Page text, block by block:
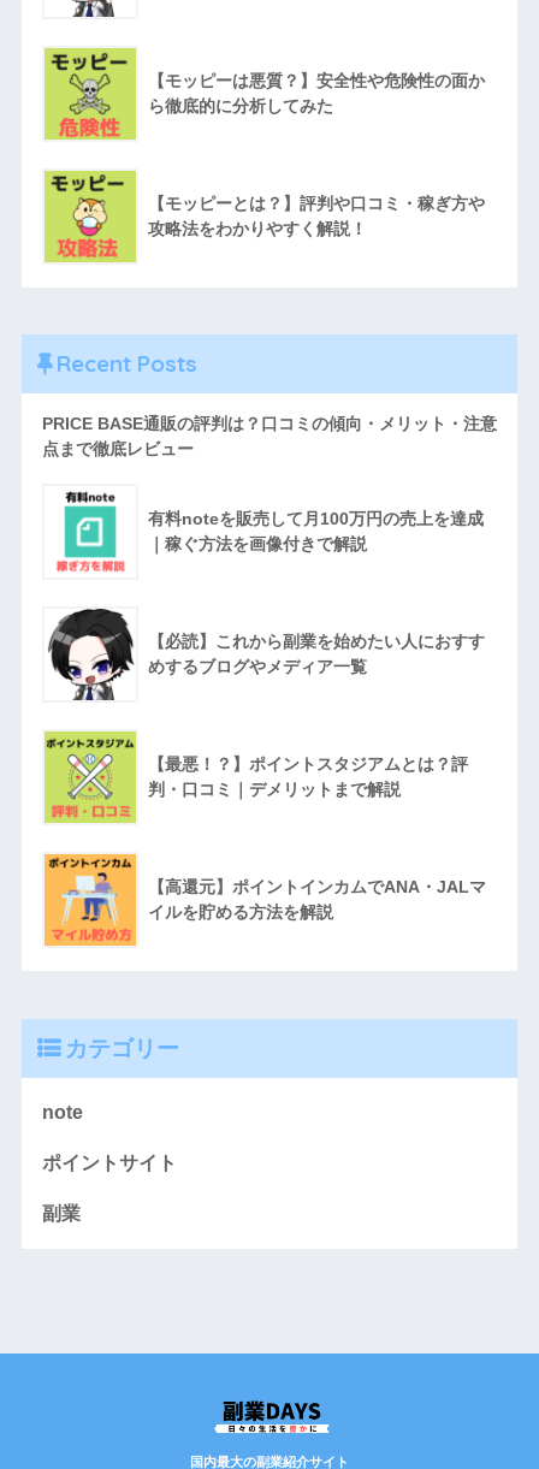
【モッピーは悪質？】安全性や危険性の面か
ら徹底的に分析してみた
【モッピーとは？】評判や口コミ・稼ぎ方や
攻略法をわかりやすく解説！
Recent Posts
PRICE BASE通販の評判は？口コミの傾向・メリット・注意
点まで徹底レビュー
有料noteを販売して月100万円の売上を達成
｜稼ぐ方法を画像付きで解説
【必読】これから副業を始めたい人におすす
めするブログやメディア一覧
【最悪！？】ポイントスタジアムとは？評
判・口コミ｜デメリットまで解説
【高還元】ポイントインカムでANA・JALマ
イルを貯める方法を解説
カテゴリー
note
ポイントサイト
副業
国内最大の副業紹介サイト